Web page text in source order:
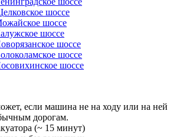
шоссе
шоссе
шоссе
шоссе
шоссе
шоссе
если машина не на ходу или на ней
дорогам.
(~ 15 минут)